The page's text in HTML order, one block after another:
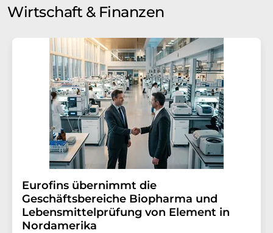
Wirtschaft & Finanzen
Eurofins übernimmt die
Geschäftsbereiche Biopharma und
Lebensmittelprüfung von Element in
Nordamerika